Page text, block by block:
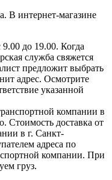
В интернет-магазине
9.00 до 19.00. Когда
служба свяжется
предложит выбрать
адрес. Осмотрите
указанной
компании в
Стоимость доставка от
в г. Санкт-
адреса по
компании. При
груз.